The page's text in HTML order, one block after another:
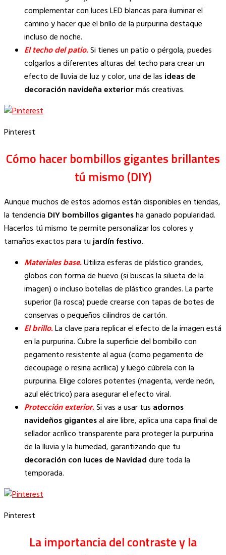
complementar con luces LED blancas para iluminar el
camino y hacer que el brillo de la purpurina destaque
incluso de noche.
El techo del patio.Si tienes un patio o pérgola, puedes
colgarlos a diferentes alturas del techo para crear un
efecto de lluvia de luz y color, una de las ideas de
decoración navideña exteriormás creativas.
Pinterest
Cómo hacer bombillos gigantes brillantes
tú mismo (DIY)
Aunque muchos de estos adornos están disponibles en tiendas,
la tendencia DIY bombillos gigantesha ganado popularidad.
Hacerlos tú mismo te permite personalizar los colores y
tamaños exactos para tujardín festivo.
Materiales base.Utiliza esferas de plástico grandes,
globos con forma de huevo (si buscas la silueta de la
imagen) o incluso botellas de plástico grandes. La parte
superior (la rosca) puede crearse con tapas de botes de
conservas o pequeños cilindros de cartón.
El brillo.La clave para replicar el efecto de la imagen está
en la purpurina. Cubre la superficie del bombillo con
pegamento resistente al agua (como pegamento de
decoupage o resina acrílica) y luego cúbrela con la
purpurina. Elige colores potentes (magenta, verde neón,
azul eléctrico) para asegurar el efecto viral.
Protección exterior.Si vas a usar tus adornos
navideños gigantesal aire libre, aplica una capa final de
sellador acrílico transparente para proteger la purpurina
de la lluvia y la humedad, garantizando que tu
decoración con luces de Navidaddure toda la
temporada.
Pinterest
La importancia del contraste y la